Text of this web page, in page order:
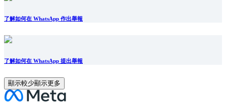
了解如何在 WhatsApp 作出舉報
了解如何在 WhatsApp 提出舉報
顯示較少顯示更多